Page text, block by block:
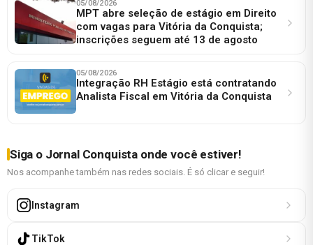
05/08/2026
MPT abre seleção de estágio em Direito
com vagas para Vitória da Conquista;
inscrições seguem até 13 de agosto
05/08/2026
Integração RH Estágio está contratando
Analista Fiscal em Vitória da Conquista
Siga o Jornal Conquista onde você estiver!
Nos acompanhe também nas redes sociais. É só clicar e seguir!
Instagram
TikTok